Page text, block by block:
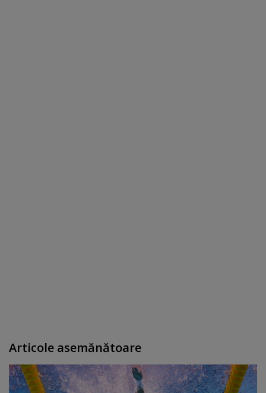
Articole asemănătoare